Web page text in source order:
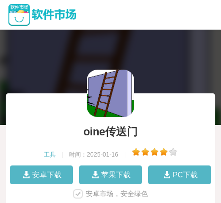
oine传送门
工具 时间：2025-01-16
安卓下载 苹果下载 PC下载
安卓市场，安全绿色